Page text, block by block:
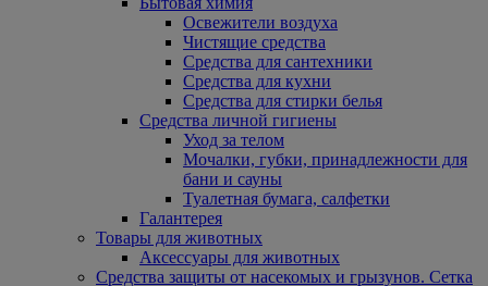
Освежители воздуха
Чистящие средства
Средства для сантехники
Средства для кухни
Средства для стирки белья
Средства личной гигиены
Уход за телом
Мочалки, губки, принадлежности для
бани и сауны
Туалетная бумага, салфетки
Галантерея
Товары для животных
Аксессуары для животных
Средства защиты от насекомых и грызунов. Сетка